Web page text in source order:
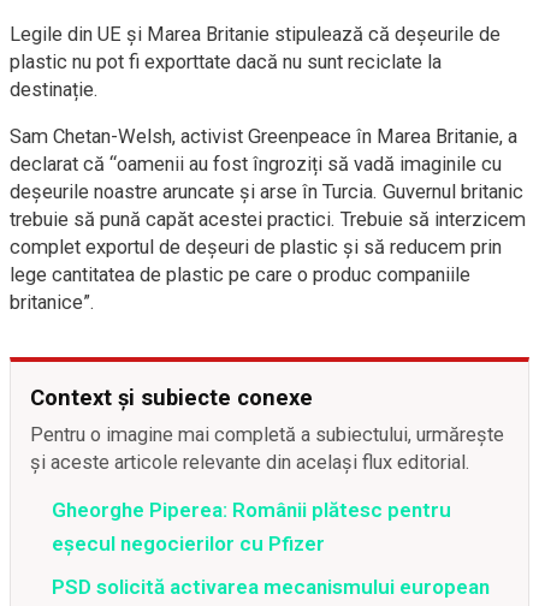
Legile din UE și Marea Britanie stipulează că deșeurile de
plastic nu pot fi exporttate dacă nu sunt reciclate la
destinație.
Sam Chetan-Welsh, activist Greenpeace în Marea Britanie, a
declarat că “oamenii au fost îngroziți să vadă imaginile cu
deșeurile noastre aruncate și arse în Turcia. Guvernul britanic
trebuie să pună capăt acestei practici. Trebuie să interzicem
complet exportul de deșeuri de plastic și să reducem prin
lege cantitatea de plastic pe care o produc companiile
britanice”.
Context și subiecte conexe
Pentru o imagine mai completă a subiectului, urmărește
și aceste articole relevante din același flux editorial.
Gheorghe Piperea: Românii plătesc pentru
eșecul negocierilor cu Pfizer
PSD solicită activarea mecanismului european